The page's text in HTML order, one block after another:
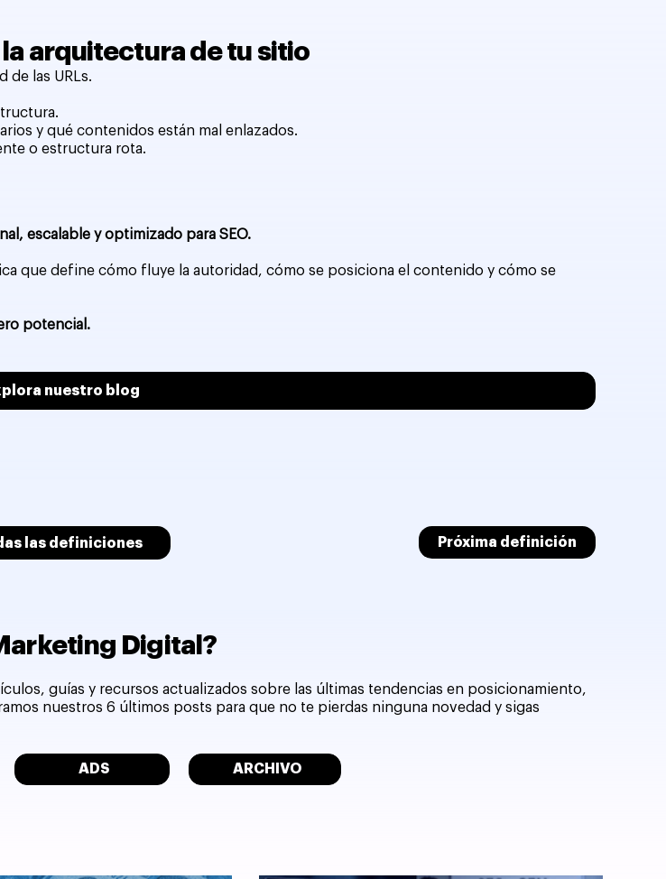
arquitectura de tu sitio
de las URLs.
y qué contenidos están mal enlazados.
o estructura rota.
escalable y optimizado para SEO.
que define cómo fluye la autoridad, cómo se posiciona el contenido y cómo se
potencial.
nuestro blog
las definiciones Próxima definición
Digital?
guías y recursos actualizados sobre las últimas tendencias en posicionamiento,
nuestros 6 últimos posts para que no te pierdas ninguna novedad y sigas
ADS ARCHIVO